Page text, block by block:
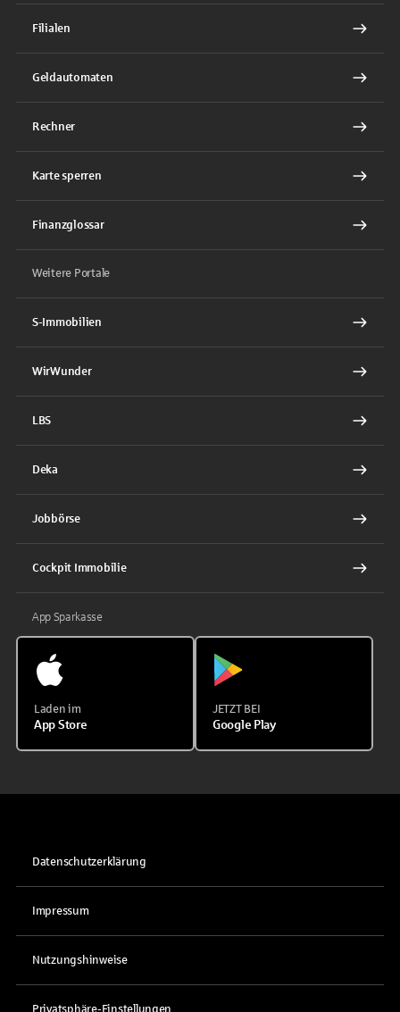
Filialen
Geldautomaten
Rechner
Karte sperren
Finanzglossar
Weitere Portale
S-Immobilien
WirWunder
LBS
Deka
Jobbörse
Cockpit Immobilie
App Sparkasse
Laden im
App Store
JETZT BEI
Google Play
Datenschutzerklärung
Impressum
Nutzungshinweise
Privatsphäre-Einstellungen